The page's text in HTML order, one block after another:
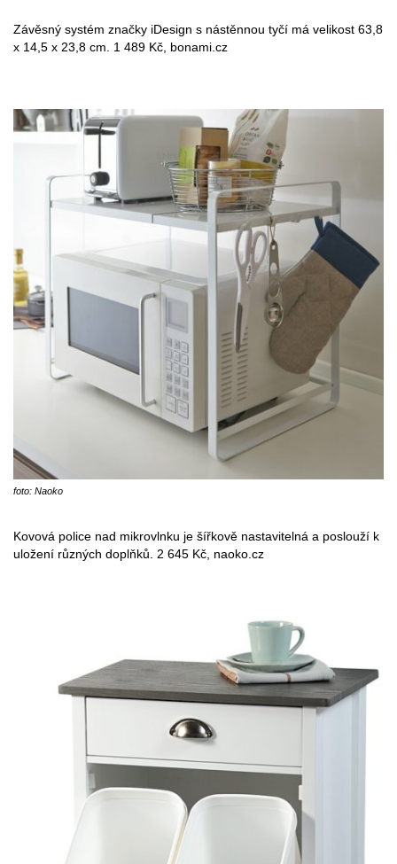
Závěsný systém značky iDesign s nástěnnou tyčí má velikost 63,8
x 14,5 x 23,8 cm. 1 489 Kč, bonami.cz
foto: Naoko
Kovová police nad mikrovlnku je šířkově nastavitelná a poslouží k
uložení různých doplňků. 2 645 Kč, naoko.cz